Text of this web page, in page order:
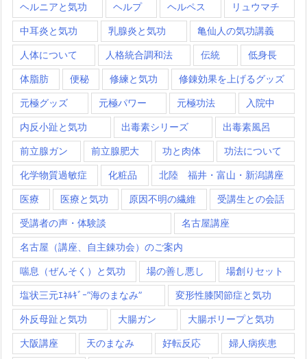
ヘルニアと気功 ヘルプ ヘルペス リュウマチ
中耳炎と気功 乳腺炎と気功 亀仙人の気功講義
人体について 人格統合調和法 伝統 低身長
体脂肪 便秘 修練と気功 修錬効果を上げるグッズ
元極グッズ 元極パワー 元極功法 入院中
内反小趾と気功 出毒素シリーズ 出毒素風呂
前立腺ガン 前立腺肥大 功と肉体 功法について
化学物質過敏症 化粧品 北陸 福井・富山・新潟講座
医療 医療と気功 原因不明の繊維 受講生との会話
受講者の声・体験談 名古屋講座
名古屋（講座、自主錬功会）のご案内
喘息（ぜんそく）と気功 場の善し悪し 場創りセット
塩状三元ｴﾈﾙｷﾞｰ”海のまなみ” 変形性膝関節症と気功
外反母趾と気功 大腸ガン 大腸ポリープと気功
大阪講座 天のまなみ 好転反応 婦人病疾患